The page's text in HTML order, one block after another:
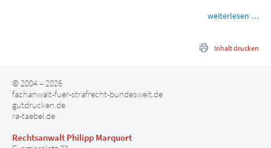
weiterlesen …
Inhalt drucken
© 2004 – 2026
fachanwalt-fuer-strafrecht-bundesweit.de
gutdrucken.de
ra-taebel.de
Rechtsanwalt Philipp Marquort